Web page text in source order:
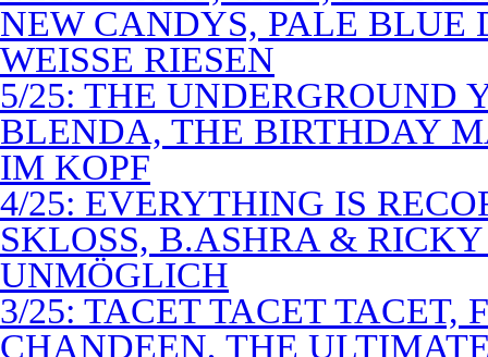
NEW CANDYS, PALE BLUE
WEISSE RIESEN
5/25: THE UNDERGROUND
BLENDA, THE BIRTHDAY
IM KOPF
4/25: EVERYTHING IS
SKLOSS, B.ASHRA &
UNMÖGLICH
3/25: TACET TACET TACET,
CHANDEEN, THE